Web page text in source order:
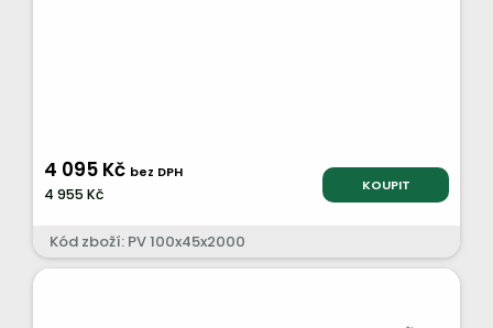
4 095 Kč bez DPH
4 955 Kč KOUPIT
Kód zboží: PV 100x45x2000